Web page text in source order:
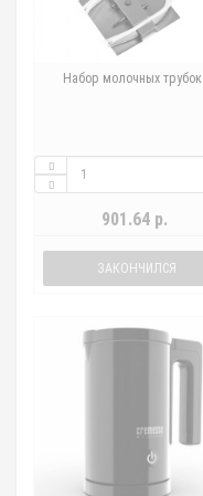
Набор молочных трубок
901.64 р.
ЗАКОНЧИЛСЯ